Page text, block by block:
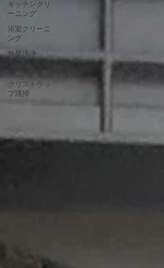
キッチンクリ
ーニング
浴室クリーニ
ング
外壁洗浄
グリストラッ
プ清掃